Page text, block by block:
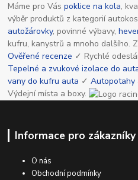
Máme pro Váspoklice na kola,
výběr produktů z kategorií
autožárovky, povinné výbavy,
kufru, kanystrů a mnoho dalšího.
Ověřené recenze ✓ Rychlé
Tepelné a zvukové izolace do
vany do kufru auta ✓Autopotahy
Výdejní místa a boxy.
Informace pro zákazníky
O nás
Obchodní podmínky